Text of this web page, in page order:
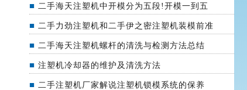
■ 二手海天注塑机中开模分为五段!开模一到五
■ 二手力劲注塑机和二手伊之密注塑机装模前准
■ 二手海天注塑机螺杆的清洗与检测方法总结
■ 注塑机冷却器的维护及清洗方法
■ 二手注塑机厂家解说注塑机锁模系统的保养